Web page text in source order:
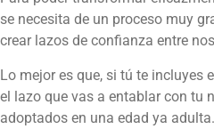
se necesita de un proceso muy
crear lazos de confianza entre
Lo mejor es que, si tú te incluyes
el lazo que vas a entablar con tu
adoptados en una edad ya